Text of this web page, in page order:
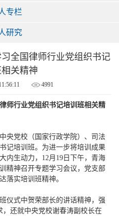
专栏
研究
全国律师行业党组织书记
关精神
4991
师行业党组织书记培训班相关精
央党校（国家行政学院）、司法
记培训班。为进一步将培训成果
内生动力，12月19日下午，青海
精神召开专题学习会议，党支部
落实培训班精神。
仪式中贺荣部长的讲话精神，强
还就中央党校谢春涛副校长在